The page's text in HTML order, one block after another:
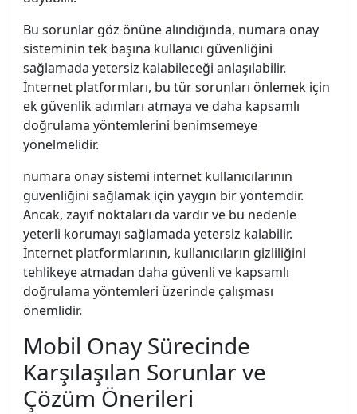
Bu sorunlar göz önüne alındığında, numara onay
sisteminin tek başına kullanıcı güvenliğini
sağlamada yetersiz kalabileceği anlaşılabilir.
İnternet platformları, bu tür sorunları önlemek için
ek güvenlik adımları atmaya ve daha kapsamlı
doğrulama yöntemlerini benimsemeye
yönelmelidir.
numara onay sistemi internet kullanıcılarının
güvenliğini sağlamak için yaygın bir yöntemdir.
Ancak, zayıf noktaları da vardır ve bu nedenle
yeterli korumayı sağlamada yetersiz kalabilir.
İnternet platformlarının, kullanıcıların gizliliğini
tehlikeye atmadan daha güvenli ve kapsamlı
doğrulama yöntemleri üzerinde çalışması
önemlidir.
Mobil Onay Sürecinde
Karşılaşılan Sorunlar ve
Çözüm Önerileri